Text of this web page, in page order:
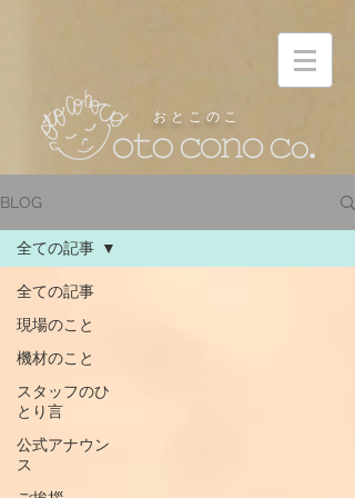
お と こ の こ
BLOG
全ての記事
現場のこと
機材のこと
スタッフのひ
とり言
公式アナウン
ス
全ての記事